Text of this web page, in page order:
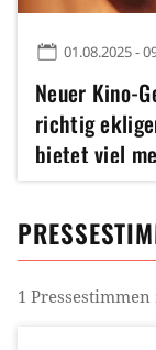
01.08.2025 -
Neuer Kino-
richtig
bietet viel
Body-Horror
1 Pressestimmen